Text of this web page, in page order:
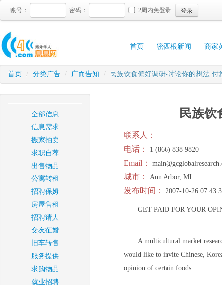
账号： 密码： 2周内免登录 登录
首页 密西根新闻 商家
首页 / 分类广告 / 广而告知 / 民族饮食偏好调研-讨论你的想法 付
全部信息
信息需求
搬家拍卖
求职自荐
出售物品
公寓转租
招聘保姆
房屋售租
招聘请人
交友征婚
旧车转售
服务提供
求购物品
就业招聘
民族饮
联系人：
电话：
1 (866) 838 9820
Email：
城市： Ann Arbor, MI
发布时间： 2007-10-26
GET PAID FOR YOUR
A multicultural market
would like to invite Chinese,
opinion of certain foods.